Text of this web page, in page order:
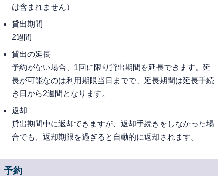
は含まれません）
貸出期間
2週間
貸出の延長
予約がない場合、1回に限り貸出期間を延長できます。延
長が可能なのは利用期限当日までで、延長期間は延長手続
き日から2週間となります。
返却
貸出期間中に返却できますが、返却手続きをしなかった場
合でも、返却期限を過ぎると自動的に返却されます。
予約